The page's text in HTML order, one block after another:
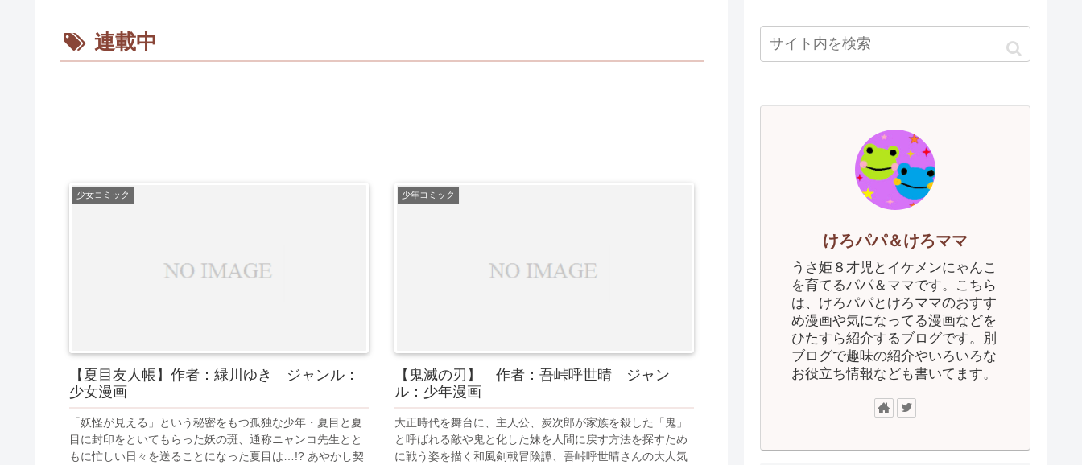
連載中
少女コミック
【夏目友人帳】作者：緑川ゆき ジャンル：
少女漫画
「妖怪が見える」という秘密をもつ孤独な少年・夏目と夏
目に封印をといてもらった妖の斑、通称ニャンコ先生とと
もに忙しい日々を送ることになった夏目は…!? あやかし契
少年コミック
【鬼滅の刃】 作者：吾峠呼世晴 ジャン
ル：少年漫画
大正時代を舞台に、主人公、炭次郎が家族を殺した「鬼」
と呼ばれる敵や鬼と化した妹を人間に戻す方法を探すため
に戦う姿を描く和風剣戟冒険譚、吾峠呼世晴さんの大人気
けろパパ＆けろママ
うさ姫８才児とイケメンにゃんこ
を育てるパパ＆ママです。こちら
は、けろパパとけろママのおすす
め漫画や気になってる漫画などを
ひたすら紹介するブログです。別
ブログで趣味の紹介やいろいろな
お役立ち情報なども書いてます。